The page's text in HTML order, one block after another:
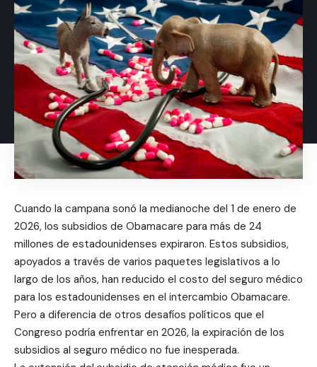
Cuando la campana sonó la medianoche del 1 de enero de
2026, los subsidios de Obamacare para más de 24
millones de estadounidenses expiraron. Estos subsidios,
apoyados a través de varios paquetes legislativos a lo
largo de los años, han reducido el costo del seguro médico
para los estadounidenses en el intercambio Obamacare.
Pero a diferencia de otros desafíos políticos que el
Congreso podría enfrentar en 2026, la expiración de los
subsidios al seguro médico no fue inesperada.